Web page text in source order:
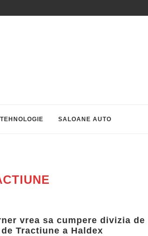
TEHNOLOGIE SALOANE AUTO
vrea sa cumpere divizia de
Tractiune a Haldex